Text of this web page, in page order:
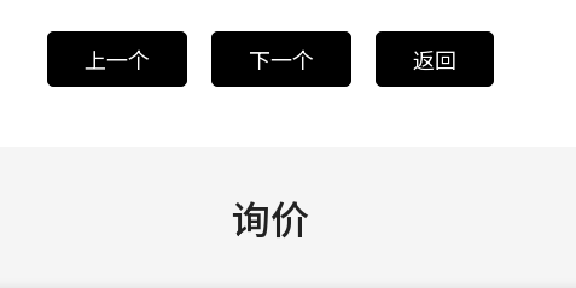
上一个 下一个 返回
询价